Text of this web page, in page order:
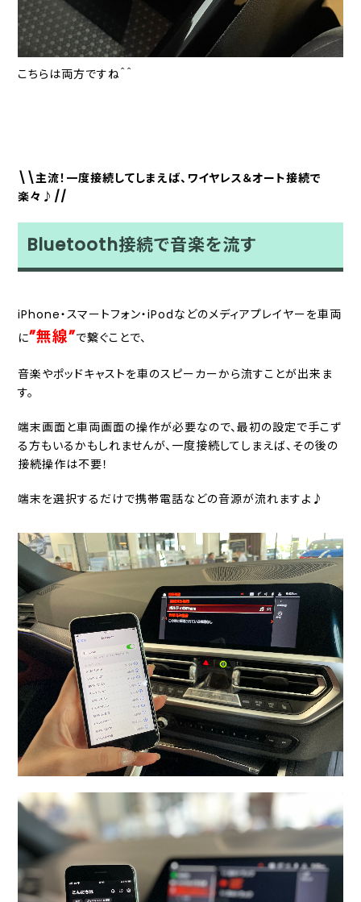
こちらは両方ですね＾＾
\\主流！一度接続してしまえば、ワイヤレス＆オート接続で
楽々♪//
Bluetooth接続で音楽を流す
iPhone・スマートフォン・iPodなどのメディアプレイヤーを車両
に”無線”で繋ぐことで、
音楽やポッドキャストを車のスピーカーから流すことが出来ま
す。
端末画面と車両画面の操作が必要なので、最初の設定で手こず
る方もいるかもしれませんが、一度接続してしまえば、その後の
接続操作は不要！
端末を選択するだけで携帯電話などの音源が流れますよ♪